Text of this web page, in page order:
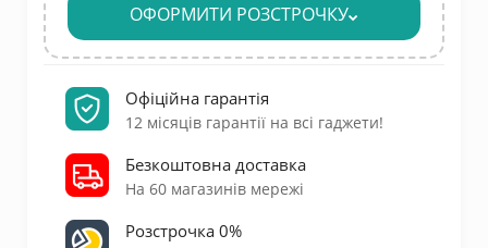
ОФОРМИТИ РОЗСТРОЧКУ
Офіційна гарантія
12 місяців гарантії на всі гаджети!
Безкоштовна доставка
На 60 магазинів мережі
Розстрочка 0%